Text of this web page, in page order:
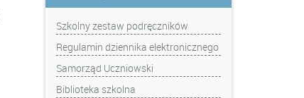
Szkolny zestaw podręczników
Regulamin dziennika elektronicznego
Samorząd Uczniowski
Biblioteka szkolna